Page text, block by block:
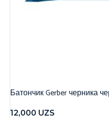
Батончик Gerber черника
12,000 UZS